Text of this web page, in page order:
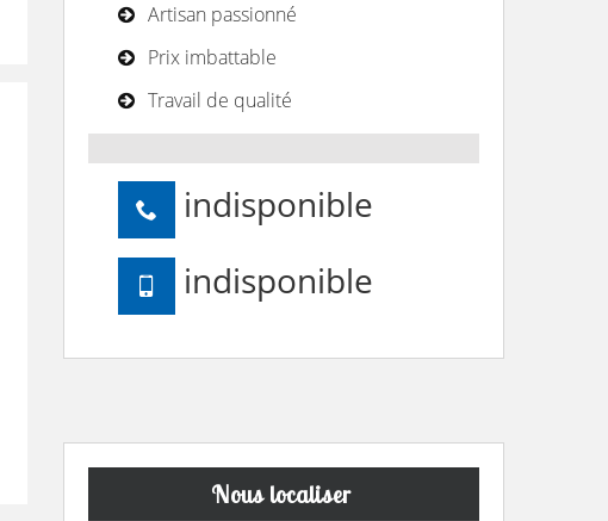
Artisan passionné
Prix imbattable
Travail de qualité
indisponible
indisponible
Nous localiser